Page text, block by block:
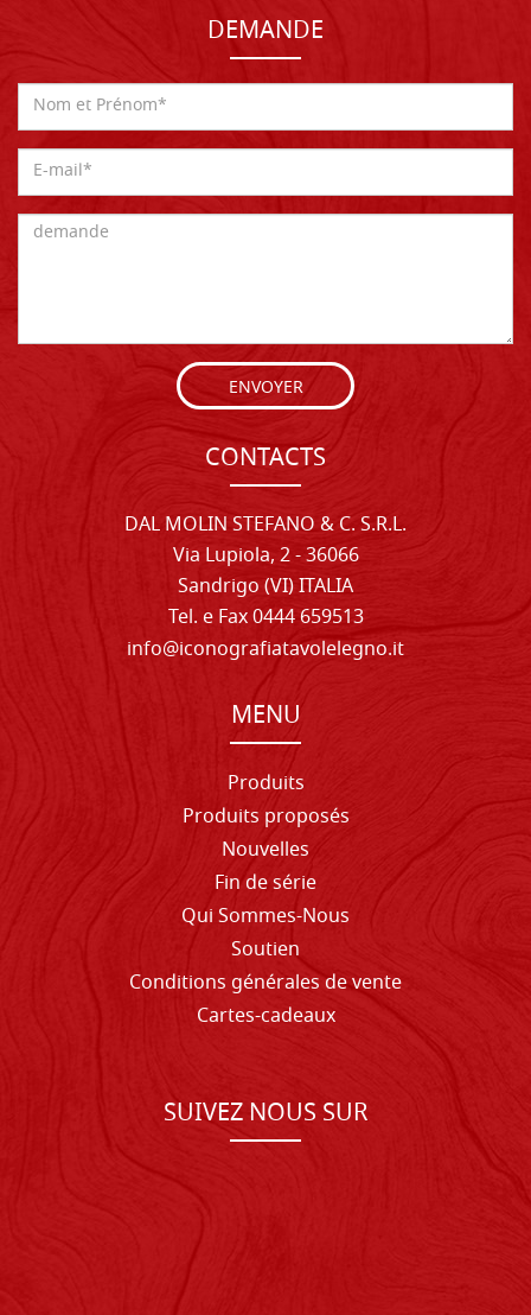
DEMANDE
ENVOYER
CONTACTS
DAL MOLIN STEFANO & C. S.R.L.
Via Lupiola, 2 - 36066
Sandrigo (VI) ITALIA
Tel. e Fax 0444 659513
info@iconografiatavolelegno.it
MENU
Produits
Produits proposés
Nouvelles
Fin de série
Qui Sommes-Nous
Soutien
Conditions générales de vente
Cartes-cadeaux
SUIVEZ NOUS SUR